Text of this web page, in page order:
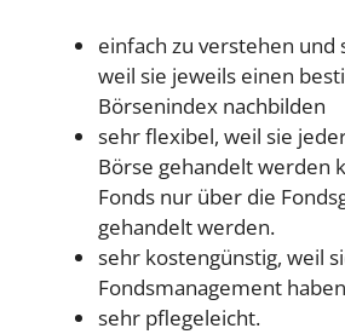
einfach zu verstehen und
weil sie jeweils einen
Börsenindex nachbilden
sehr flexibel, weil sie
Börse gehandelt werden
Fonds nur über die
gehandelt werden.
sehr kostengünstig, weil
Fondsmanagement
sehr pflegeleicht.